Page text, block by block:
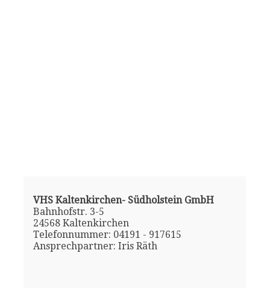
VHS Kaltenkirchen- Südholstein GmbH
Bahnhofstr. 3-5
24568 Kaltenkirchen
Telefonnummer: 04191 - 917615
Ansprechpartner: Iris Räth